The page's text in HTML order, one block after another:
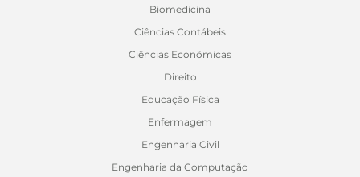
Biomedicina
Ciências Contábeis
Ciências Econômicas
Direito
Educação Física
Enfermagem
Engenharia Civil
Engenharia da Computação